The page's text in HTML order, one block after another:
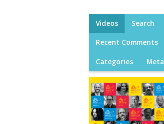
Videos Search
Recent Comments
Categories Meta